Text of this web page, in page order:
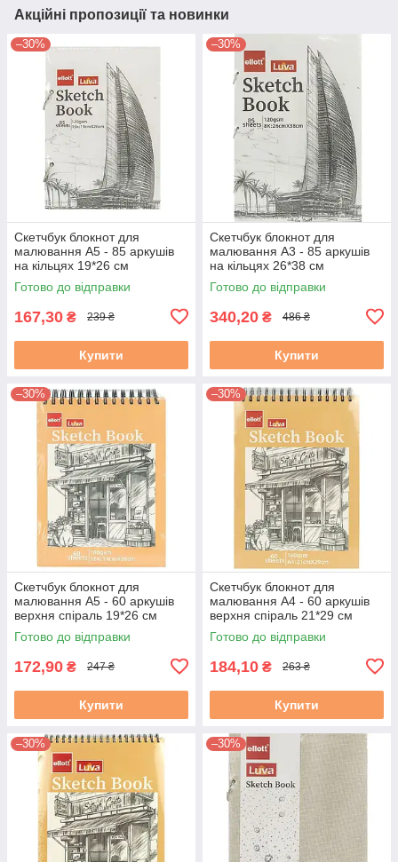
Акційні пропозиції та новинки
–30%
Скетчбук блокнот для
малювання А5 - 85 аркушів
на кільцях 19*26 см
Готово до відправки
167,30 ₴ 239 ₴
Купити
–30%
Скетчбук блокнот для
малювання А3 - 85 аркушів
на кільцях 26*38 см
Готово до відправки
340,20 ₴ 486 ₴
Купити
–30%
Скетчбук блокнот для
малювання А5 - 60 аркушів
верхня спіраль 19*26 см
Готово до відправки
172,90 ₴ 247 ₴
Купити
–30%
Скетчбук блокнот для
малювання А4 - 60 аркушів
верхня спіраль 21*29 см
Готово до відправки
184,10 ₴ 263 ₴
Купити
–30% –30%